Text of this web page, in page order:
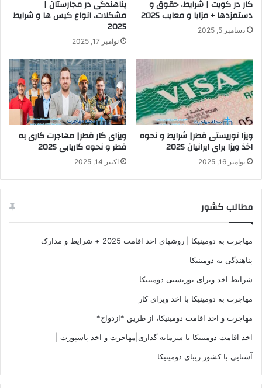
کار در کویت | شرایط، حقوق و
دستمزدها + مزایا و معایب 2025
دسامبر 5, 2025
پناهندگی در مجارستان |
مشکلات، انواع کیس ها و شرایط
2025
نوامبر 17, 2025
ویزا توریستی قطر| شرایط و نحوه
اخذ ویزا برای ایرانیان 2025
نوامبر 16, 2025
ویزای کار قطر| مهاجرت کاری به
قطر و نحوه کاریابی 2025
اکتبر 14, 2025
مطالب کشور
مهاجرت به دومینیکا | روشهای اخذ اقامت 2025 + شرایط و مدارک
پناهندگی به دومینیکا
شرایط اخذ ویزای توریستی دومینیکا
مهاجرت به دومینیکا با اخذ ویزای کار
مهاجرت و اخذ اقامت دومینیکا، از طریق *ازدواج*
اخذ اقامت دومینیکا با سرمایه گذاری|مهاجرت و اخذ پاسپورت |
آشنایی با کشور زیبای دومینیکا